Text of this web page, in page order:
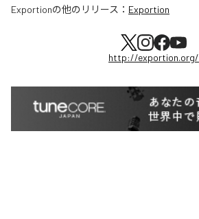
Exportionの他のリリース： Exportion
http://exportion.org/